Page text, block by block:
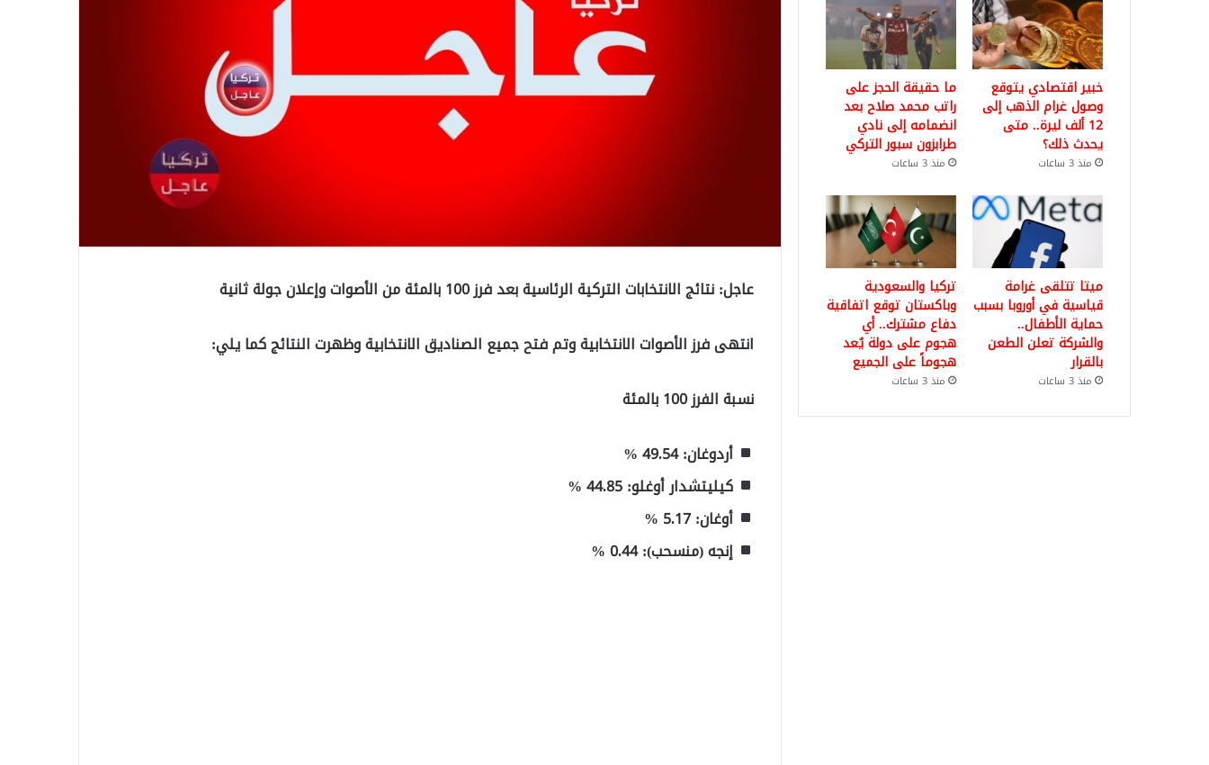
عاجل: نتائج الانتخابات التركية الرئاسية بعد فرز 100 بالمئة من الأصوات وإعلان جولة ثانية
انتهى فرز الأصوات الانتخابية وتم فتح جميع الصناديق الانتخابية وظهرت النتائج كما يلي:
نسبة الفرز 100 بالمئة
أردوغان: ‎% ‎49.54
كيليتشدار أوغلو: 44.85 %
أوغان: 5.17 %
إنجه (منسحب): 0.44 %
خبير اقتصادي يتوقع
وصول غرام الذهب إلى
12 ألف ليرة.. متى
يحدث ذلك؟
منذ 3 ساعات
ما حقيقة الحجز على
راتب محمد صلاح بعد
انضمامه إلى نادي
طرابزون سبور التركي
منذ 3 ساعات
ميتا تتلقى غرامة
قياسية في أوروبا بسبب
حماية الأطفال..
والشركة تعلن الطعن
بالقرار
منذ 3 ساعات
تركيا والسعودية
وباكستان توقع اتفاقية
دفاع مشترك.. أي
هجوم على دولة يُعد
هجوماً على الجميع
منذ 3 ساعات